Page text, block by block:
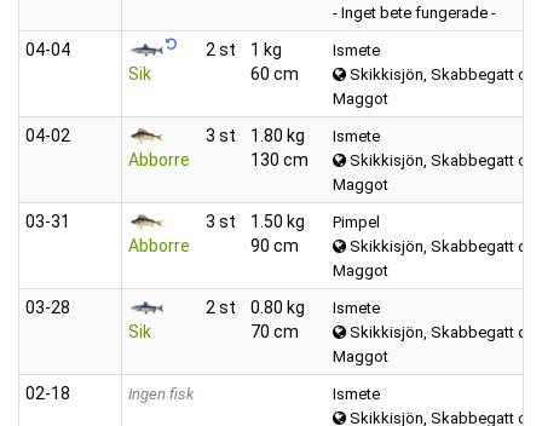
- Inget bete fungerade -
04‑04
Sik
2 st
1 kg
60 cm
Ismete
Skikkisjön, Skabbegatt
Maggot
04‑02
Abborre
3 st
1.80 kg
130 cm
Ismete
Skikkisjön, Skabbegatt
Maggot
03‑31
Abborre
3 st
1.50 kg
90 cm
Pimpel
Skikkisjön, Skabbegatt
Maggot
03‑28
Sik
2 st
0.80 kg
70 cm
Ismete
Skikkisjön, Skabbegatt
Maggot
02‑18 Ingen fisk
Ismete
Skikkisjön, Skabbegatt